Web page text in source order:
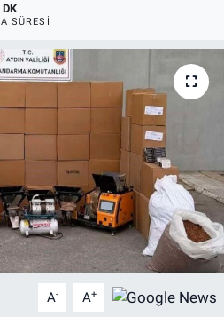
DK
SÜRESI
A- A+